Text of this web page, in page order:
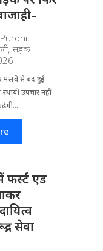
, सड़क
मलबे से बंद हुई
उपचार नहीं
फर्स्ट एड
सेवा